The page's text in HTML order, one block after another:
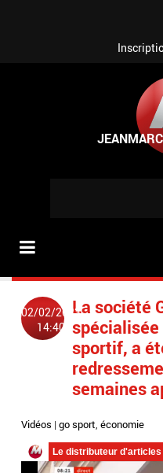
02/02/2023
14:40
La société
sportif, a
semaines
Vidéos |go sport,économie